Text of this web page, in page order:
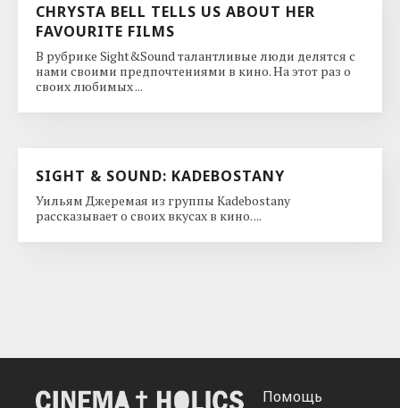
CHRYSTA BELL TELLS US ABOUT HER
FAVOURITE FILMS
В рубрике Sight&Sound талантливые люди делятся с
нами своими предпочтениями в кино. На этот раз о
своих любимых ...
SIGHT & SOUND: KADEBOSTANY
Уильям Джеремая из группы Kadebostany
рассказывает о своих вкусах в кино. ...
Помощь